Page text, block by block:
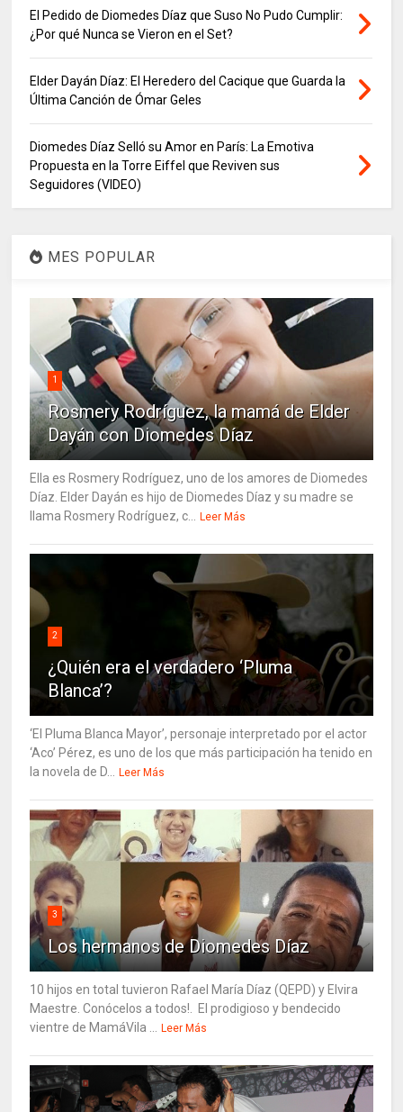
El Pedido de Diomedes Díaz que Suso No Pudo Cumplir:
¿Por qué Nunca se Vieron en el Set?
Elder Dayán Díaz: El Heredero del Cacique que Guarda la
Última Canción de Ómar Geles
Diomedes Díaz Selló su Amor en París: La Emotiva
Propuesta en la Torre Eiffel que Reviven sus
Seguidores (VIDEO)
MES POPULAR
1
Rosmery Rodríguez, la mamá de Elder
Dayán con Diomedes Díaz
Ella es Rosmery Rodríguez, uno de los amores de Diomedes
Díaz. Elder Dayán es hijo de Diomedes Díaz y su madre se
llama Rosmery Rodríguez, c...
Leer Más
2
¿Quién era el verdadero ‘Pluma
Blanca’?
‘El Pluma Blanca Mayor’, personaje interpretado por el actor
‘Aco’ Pérez, es uno de los que más participación ha tenido en
la novela de D...
Leer Más
3
Los hermanos de Diomedes Díaz
10 hijos en total tuvieron Rafael María Díaz (QEPD) y Elvira
Maestre. Conócelos a todos!. El prodigioso y bendecido
vientre de MamáVila ...
Leer Más